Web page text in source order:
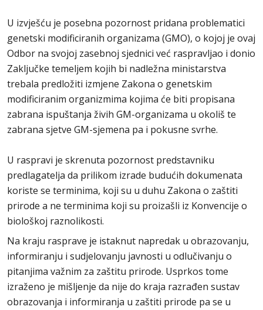
U izvješću je posebna pozornost pridana problematici
genetski modificiranih organizama (GMO), o kojoj je ovaj
Odbor na svojoj zasebnoj sjednici već raspravljao i donio
Zaključke temeljem kojih bi nadležna ministarstva
trebala predložiti izmjene Zakona o genetskim
modificiranim organizmima kojima će biti propisana
zabrana ispuštanja živih GM-organizama u okoliš te
zabrana sjetve GM-sjemena pa i pokusne svrhe.
U raspravi je skrenuta pozornost predstavniku
predlagatelja da prilikom izrade budućih dokumenata
koriste se terminima, koji su u duhu Zakona o zaštiti
prirode a ne terminima koji su proizašli iz Konvencije o
biološkoj raznolikosti.
Na kraju rasprave je istaknut napredak u obrazovanju,
informiranju i sudjelovanju javnosti u odlučivanju o
pitanjima važnim za zaštitu prirode. Usprkos tome
izraženo je mišljenje da nije do kraja razrađen sustav
obrazovanja i informiranja u zaštiti prirode pa se u